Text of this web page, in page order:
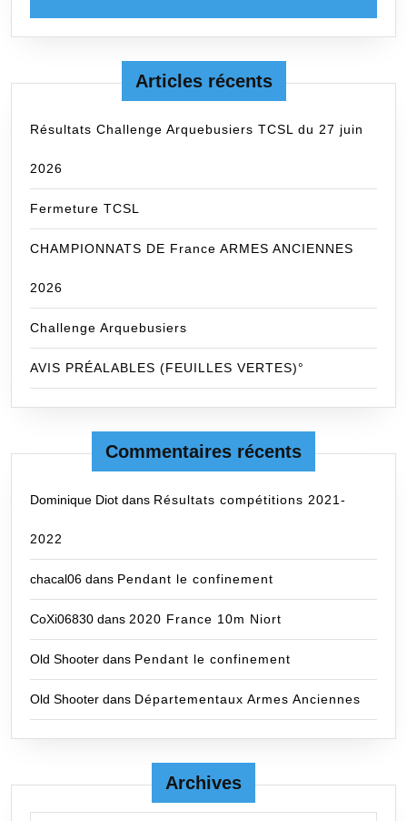
Articles récents
Résultats Challenge Arquebusiers TCSL du 27 juin
2026
Fermeture TCSL
CHAMPIONNATS DE France ARMES ANCIENNES
2026
Challenge Arquebusiers
AVIS PRÉALABLES (FEUILLES VERTES)°
Commentaires récents
Dominique Diot dans Résultats compétitions 2021-
2022
chacal06 dans Pendant le confinement
CoXi06830 dans 2020 France 10m Niort
Old Shooter dans Pendant le confinement
Old Shooter dans Départementaux Armes Anciennes
Archives